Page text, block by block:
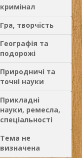
кримінал
Гра, творчість
Географія та
подорожі
Природничі та
точні науки
Прикладні
науки, ремесла,
спеціальності
Тема не
визначена